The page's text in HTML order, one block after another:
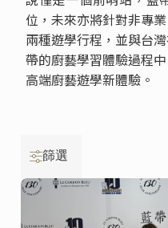
位，未來亦將針對非專
兩種遊學行程，並與台
帶的廚藝學習體驗過程
高端廚藝遊學新體驗。
篩選